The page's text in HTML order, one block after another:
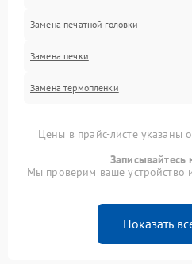
Замена печатной головки
Замена печки
Замена термопленки
Цены в прайс-листе указаны
Записывайтесь
Мы проверим ваше устройство
Показать